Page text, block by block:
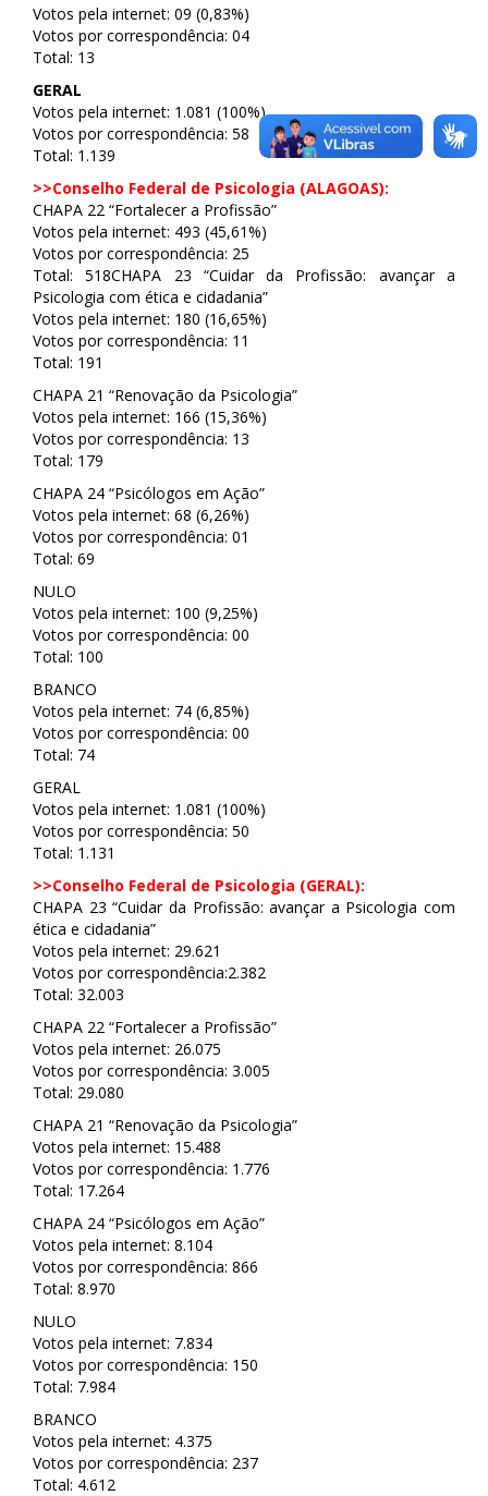
Votos pela internet: 09 (0,83%)
Votos por correspondência: 04
Total: 13
GERAL
Votos pela internet: 1.081 (100%)
Votos por correspondência: 58
Total: 1.139
>>Conselho Federal de Psicologia (ALAGOAS):
CHAPA 22 “Fortalecer a Profissão”
Votos pela internet: 493 (45,61%)
Votos por correspondência: 25
Total: 518CHAPA 23 “Cuidar da Profissão: avançar a
Psicologia com ética e cidadania”
Votos pela internet: 180 (16,65%)
Votos por correspondência: 11
Total: 191
CHAPA 21 “Renovação da Psicologia”
Votos pela internet: 166 (15,36%)
Votos por correspondência: 13
Total: 179
CHAPA 24 “Psicólogos em Ação”
Votos pela internet: 68 (6,26%)
Votos por correspondência: 01
Total: 69
NULO
Votos pela internet: 100 (9,25%)
Votos por correspondência: 00
Total: 100
BRANCO
Votos pela internet: 74 (6,85%)
Votos por correspondência: 00
Total: 74
GERAL
Votos pela internet: 1.081 (100%)
Votos por correspondência: 50
Total: 1.131
>>Conselho Federal de Psicologia (GERAL):
CHAPA 23 “Cuidar da Profissão: avançar a Psicologia com
ética e cidadania”
Votos pela internet: 29.621
Votos por correspondência:2.382
Total: 32.003
CHAPA 22 “Fortalecer a Profissão”
Votos pela internet: 26.075
Votos por correspondência: 3.005
Total: 29.080
CHAPA 21 “Renovação da Psicologia”
Votos pela internet: 15.488
Votos por correspondência: 1.776
Total: 17.264
CHAPA 24 “Psicólogos em Ação”
Votos pela internet: 8.104
Votos por correspondência: 866
Total: 8.970
NULO
Votos pela internet: 7.834
Votos por correspondência: 150
Total: 7.984
BRANCO
Votos pela internet: 4.375
Votos por correspondência: 237
Total: 4.612